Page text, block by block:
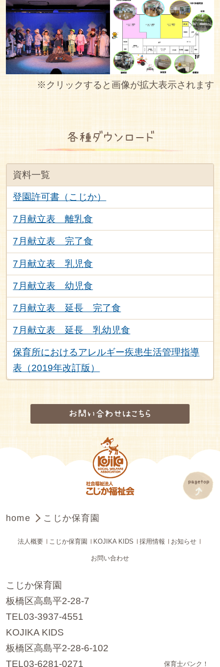
※クリックすると画像が拡大表示されます
各種ダウンロード
資料一覧
登園許可書（こじか）
7月献立表 離乳食
7月献立表 完了食
7月献立表 乳児食
7月献立表 幼児食
7月献立表 延長 完了食
7月献立表 延長 乳幼児食
保育所におけるアレルギー疾患生活管理指導
表（2019年改訂版）
お問い合わせはこちら
home こじか保育園
法人概要 こじか保育園 KOJIKA KIDS 採用情報 お知らせ
お問い合わせ
こじか保育園
板橋区高島平2-28-7
TEL03-3937-4551
KOJIKA KIDS
板橋区高島平2-28-6-102
TEL03-6281-0271
保育士バンク！